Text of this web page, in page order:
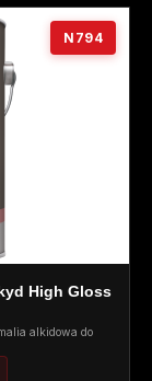
N794
High Gloss
alkidowa do